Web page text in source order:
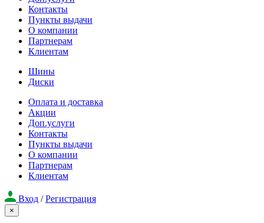
Контакты
Пункты выдачи
О компании
Партнерам
Клиентам
Шины
Диски
Оплата и доставка
Акции
Доп.услуги
Контакты
Пункты выдачи
О компании
Партнерам
Клиентам
Вход / Регистрация
×